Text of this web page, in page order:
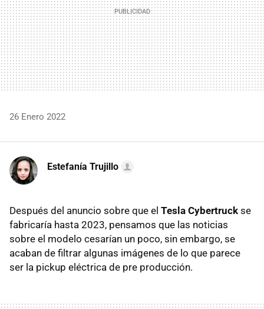
26 Enero 2022
Estefanía Trujillo
Después del anuncio sobre que el Tesla Cybertruck se
fabricaría hasta 2023, pensamos que las noticias
sobre el modelo cesarían un poco, sin embargo, se
acaban de filtrar algunas imágenes de lo que parece
ser la pickup eléctrica de pre producción.